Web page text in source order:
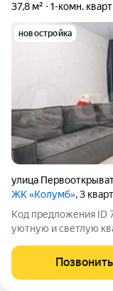
37,8 м² 1-комн.
новостройка
улица
ЖК «Колумб», 3
Код предложения
уютную и светлую
матepиaлoв.
достаточное
Позвонить